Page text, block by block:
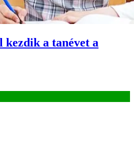
kezdik a tanévet a